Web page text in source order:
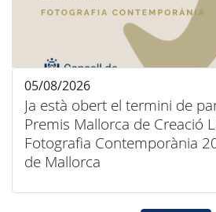
Ja està obert el termini de
Premis Mallorca de Creació
Fotografia Contemporània
de Mallorca
05/08/2026